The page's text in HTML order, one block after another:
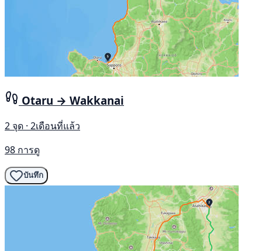
Otaru → Wakkanai
2 จุด · 2เดือนที่แล้ว
98 การดู
บันทึก